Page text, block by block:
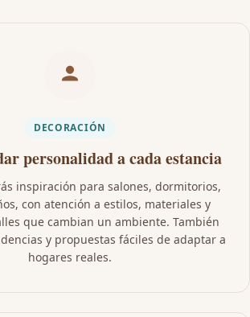
DECORACIÓN
personalidad a cada estancia
inspiración para salones, dormitorios,
con atención a estilos, materiales y
que cambian un ambiente. También
y propuestas fáciles de adaptar a
hogares reales.